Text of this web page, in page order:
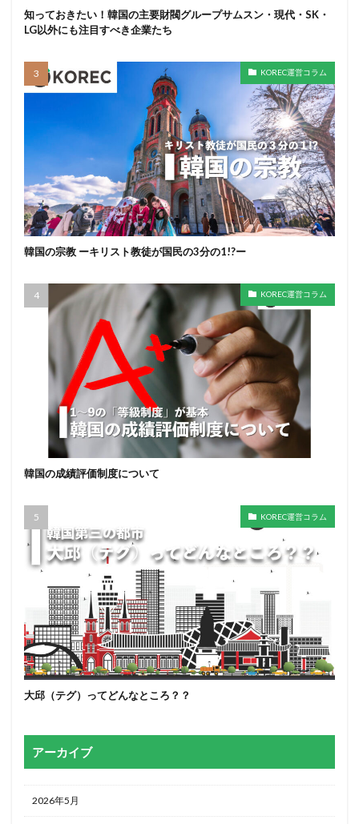
知っておきたい！韓国の主要財閥グループサムスン・現代・SK・
LG以外にも注目すべき企業たち
KOREC運営コラム
韓国の宗教 ーキリスト教徒が国民の3分の1!?ー
KOREC運営コラム
韓国の成績評価制度について
KOREC運営コラム
大邱（テグ）ってどんなところ？？
アーカイブ
2026年5月